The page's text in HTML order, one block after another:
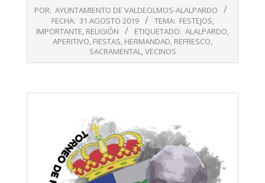
08-
31
POR: AYUNTAMIENTO DE VALDEOLMOS-ALALPARDO
FECHA: 31 AGOSTO 2019 TEMA: FESTEJOS,
IMPORTANTE, RELIGIÓN ETIQUETADO: ALALPARDO,
APERITIVO, FIESTAS, HERMANDAD, REFRESCO,
SACRAMENTAL,VECINOS